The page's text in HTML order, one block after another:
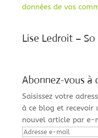
données de vos
Lise Ledroit – So
Abonnez-vous à
Saisissez votre
à ce blog et recevoir
nouvel article par e-
Adresse